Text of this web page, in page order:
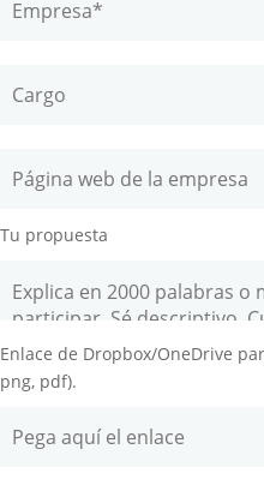
Tu propuesta
Enlace de Dropbox/OneDrive
png, pdf).